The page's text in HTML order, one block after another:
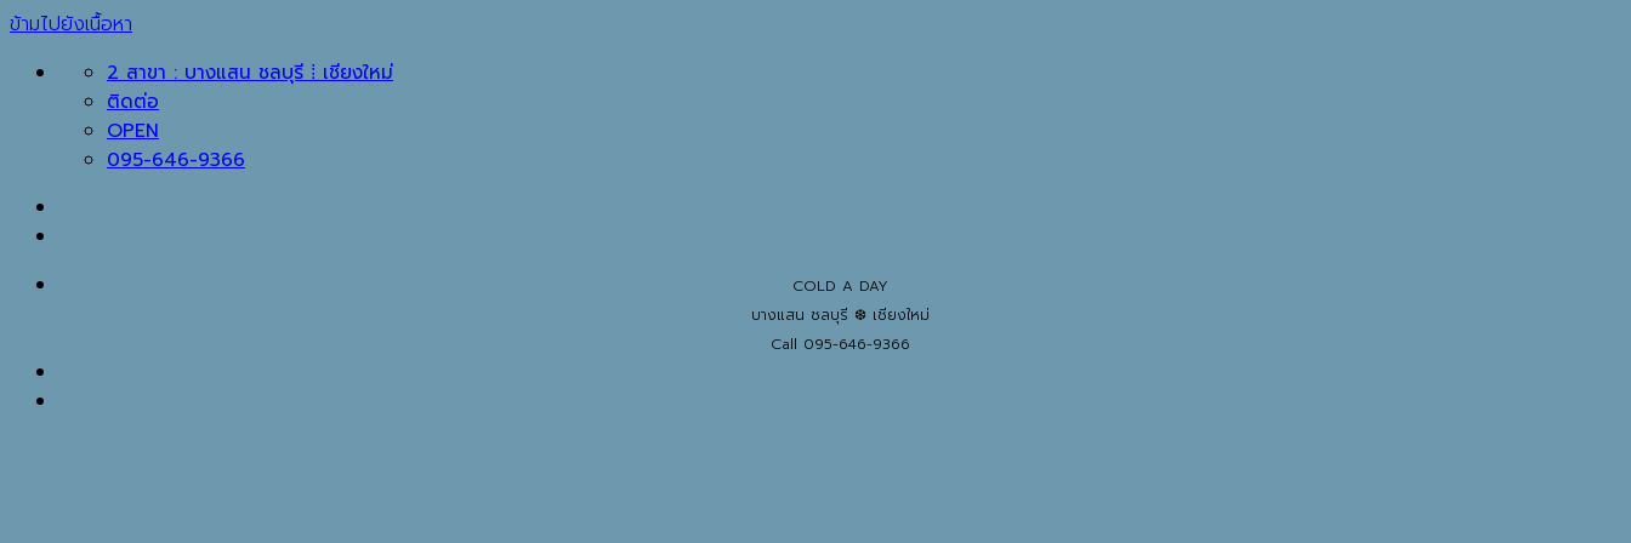
ข้ามไปยังเนื้อหา
2 สาขา : บางแสน ชลบุรี ⁞ เชียงใหม่
ติดต่อ
OPEN
095-646-9366
COLD A DAY
บางแสน ชลบุรี ❆ เชียงใหม่
Call 095-646-9366